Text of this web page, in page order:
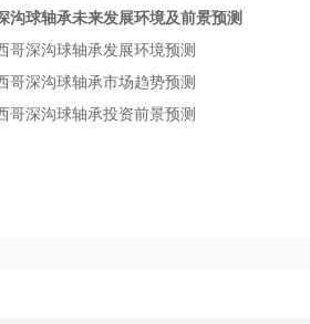
沟球轴承未来发展环境及前景预测
哥深沟球轴承发展环境预测
哥深沟球轴承市场趋势预测
哥深沟球轴承投资前景预测